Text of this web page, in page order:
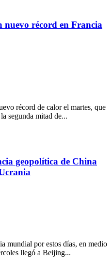
récord en Francia
récord de calor el martes, que
segunda mitad de...
geopolítica de China
mundial por estos días, en medio
llegó a Beijing...